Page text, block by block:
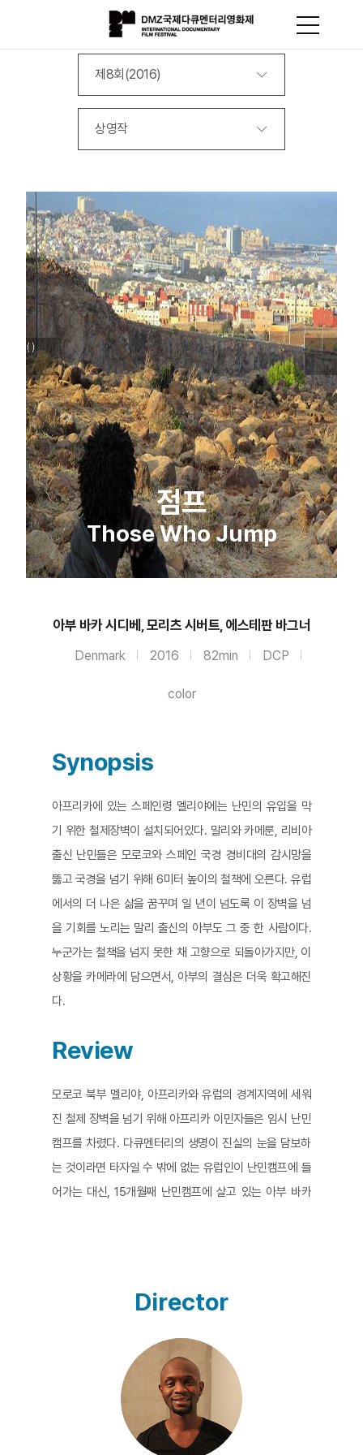
제8회(2016)
상영작
점프
Those Who Jump
아부 바카 시디베, 모리츠 시버트, 에스테판 바그너
Denmark 2016 82min DCP
color
Synopsis
아프리카에 있는 스페인령 멜리야에는 난민의 유입을 막
기 위한 철제장벽이 설치되어있다. 말리와 카메룬, 리비아
출신 난민들은 모로코와 스페인 국경 경비대의 감시망을
뚫고 국경을 넘기 위해 6미터 높이의 철책에 오른다. 유럽
에서의 더 나은 삶을 꿈꾸며 일 년이 넘도록 이 장벽을 넘
을 기회를 노리는 말리 출신의 아부도 그 중 한 사람이다.
누군가는 철책을 넘지 못한 채 고향으로 되돌아가지만, 이
상황을 카메라에 담으면서, 아부의 결심은 더욱 확고해진
다.
Review
모로코 북부 멜리야, 아프리카와 유럽의 경계지역에 세워
진 철제 장벽을 넘기 위해 아프리카 이민자들은 임시 난민
캠프를 차렸다. 다큐멘터리의 생명이 진실의 눈을 담보하
는 것이라면 타자일 수 밖에 없는 유럽인이 난민캠프에 들
어가는 대신, 15개월째 난민캠프에 살고 있는 아부 바카
촬영술을 체득해 가고, 촬영하는 동안 살아있음을 느끼게
된다. 수없이 장벽을 넘기 위한 점프를 시도하면서 치렀을
그의 절망과 두려움, 여전히 포기할 수 없는 희망의 크기를
실감할 수 있다. 급증한 난민을 막으려는 경찰은 캠프에 들
어와 불을 지르고, 국경을 넘을 때 경찰과 사투를 벌이다
부상을 당하고, 죽어가는 형제를 옆에서 지켜볼 수 밖에 없
Director